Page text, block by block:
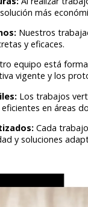
más
Nuestros
y eficaces.
equipo está
vigente y los
Los trabajos
en áreas
Cada
y soluciones